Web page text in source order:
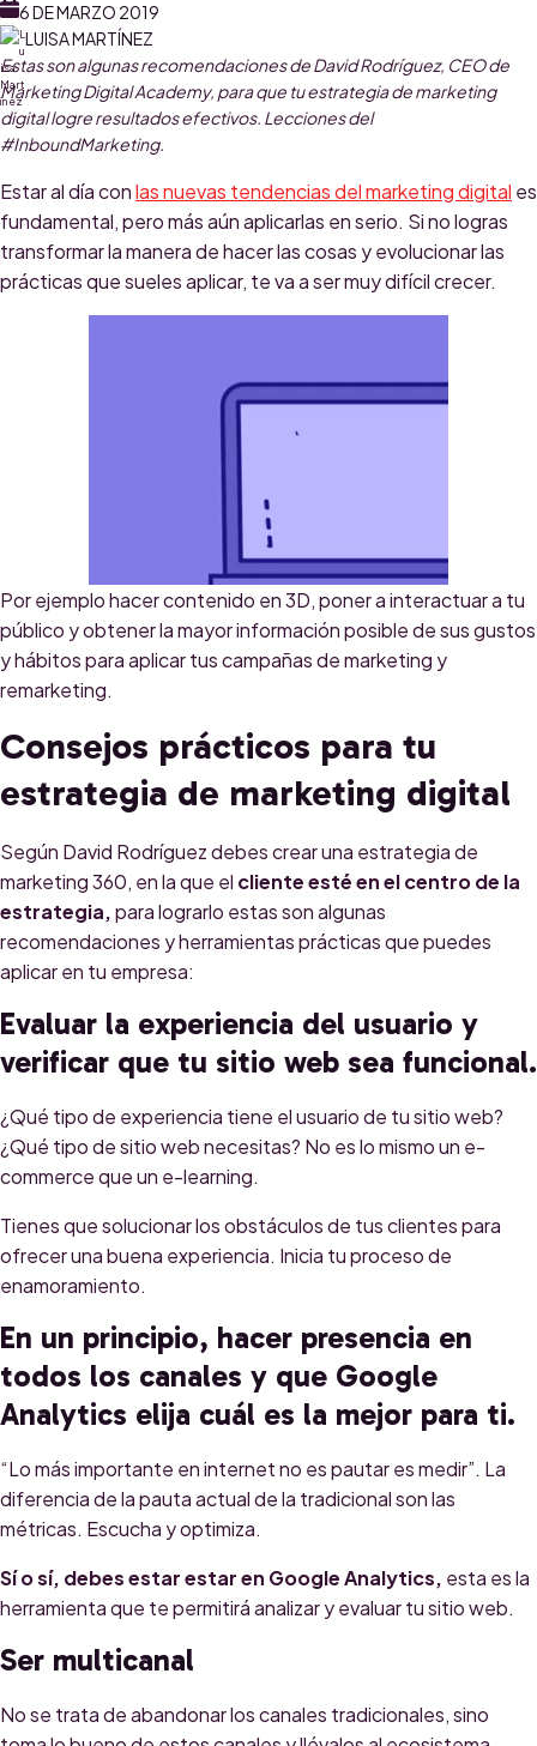
6 DE MARZO 2019
LUISA MARTÍNEZ
Estas son algunas recomendaciones de David Rodríguez, CEO de
Marketing Digital Academy, para que tu estrategia de marketing
digital logre resultados efectivos. Lecciones del
#InboundMarketing.
Estar al día conlas nuevas tendencias del marketing digital es
fundamental, pero más aún aplicarlas en serio. Si no logras
transformar la manera de hacer las cosas y evolucionar las
prácticas que sueles aplicar, te va a ser muy difícil crecer.
via GIPHY
Por ejemplo hacer contenido en 3D, poner a interactuar a tu
público y obtener la mayor información posible de sus gustos
y hábitos para aplicar tus campañas de marketing y
remarketing.
Consejos prácticos para tu
estrategia de marketing digital
Según David Rodríguez debes crear una estrategia de
marketing 360, en la que el cliente esté en el centro de la
estrategia,para lograrlo estas son algunas
recomendaciones y herramientas prácticas que puedes
aplicar en tu empresa:
Evaluar la experiencia del usuario y
verificar que tu sitio web sea funcional.
¿Qué tipo de experiencia tiene el usuario de tu sitio web?
¿Qué tipo de sitio web necesitas? No es lo mismo un e-
commerce que un e-learning.
Tienes que solucionar los obstáculos de tus clientes para
ofrecer una buena experiencia. Inicia tu proceso de
enamoramiento.
En un principio, hacer presencia en
todos los canales y que Google
Analytics elija cuál es la mejor para ti.
“Lo más importante en internet no es pautar es medir”. La
diferencia de la pauta actual de la tradicional son las
métricas. Escucha y optimiza.
Sí o sí, debes estar estar en Google Analytics, esta es la
herramienta que te permitirá analizar y evaluar tu sitio web.
Ser multicanal
No se trata de abandonar los canales tradicionales, sino